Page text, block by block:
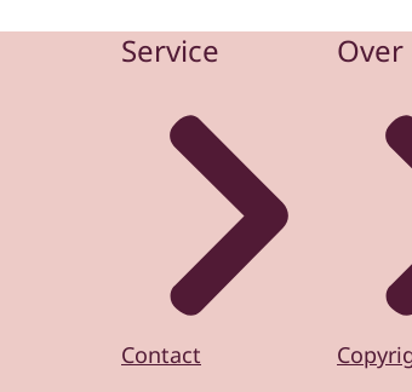
Service
Contact